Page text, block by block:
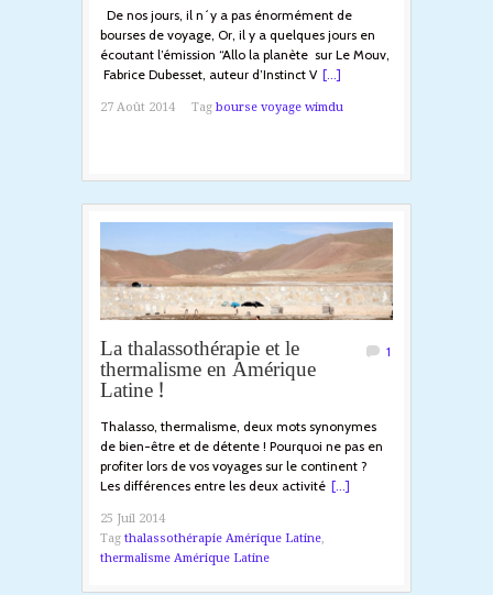
De nos jours, il n´y a pas énormément de
bourses de voyage, Or, il y a quelques jours en
écoutant l’émission “Allo la planète sur Le Mouv,
Fabrice Dubesset, auteur d’Instinct V [...]
27 Août 2014 Tag bourse voyage wimdu
La thalassothérapie et le
thermalisme en Amérique
Latine !
1
Thalasso, thermalisme, deux mots synonymes
de bien-être et de détente ! Pourquoi ne pas en
profiter lors de vos voyages sur le continent ?
Les différences entre les deux activité [...]
25 Juil 2014
Tag thalassothérapie Amérique Latine,
thermalisme Amérique Latine